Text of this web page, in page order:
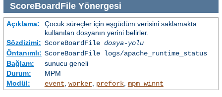
ScoreBoardFileYönergesi
Açıklama:
Çocuk süreçler için eşgüdüm verisini saklamakta
kullanılan dosyanın yerini belirler.
Sözdizimi: ScoreBoardFile dosya-yolu
Öntanımlı: ScoreBoardFile logs/apache_runtime_status
Bağlam:
sunucu geneli
Durum:
MPM
Modül:
event, worker, prefork, mpm_winnt